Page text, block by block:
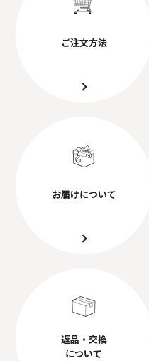
ご注文方法
お届けについて
返品・交換
について